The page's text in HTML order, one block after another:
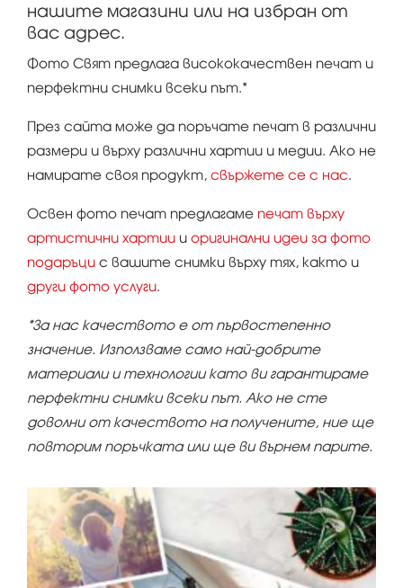
нашите магазини или на избран от
вас адрес.
Фото Свят предлага висококачествен печат и
перфектни снимки всеки път.*
През сайта може да поръчате печат в различни
размери и върху различни хартии и медии. Ако не
намирате своя продукт, свържете се с нас.
Освен фото печат предлагаме печат върху
артистични хартии и оригинални идеи за фото
подаръци с вашите снимки върху тях, както и
други фото услуги.
*За нас качеството е от първостепенно
значение. Използваме само най-добрите
материали и технологии като ви гарантираме
перфектни снимки всеки път. Ако не сте
доволни от качеството на получените, ние ще
повторим поръчката или ще ви върнем парите.